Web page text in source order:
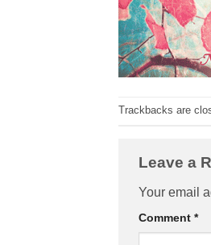
Trackbacks are
Leave a
Your email
Comment *